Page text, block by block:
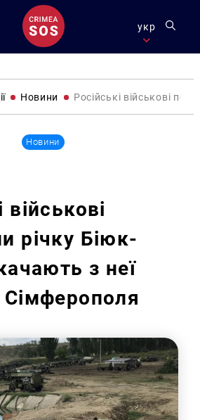
укр
Новини Російські військові
Новини
військові
річку Біюк-
з неї